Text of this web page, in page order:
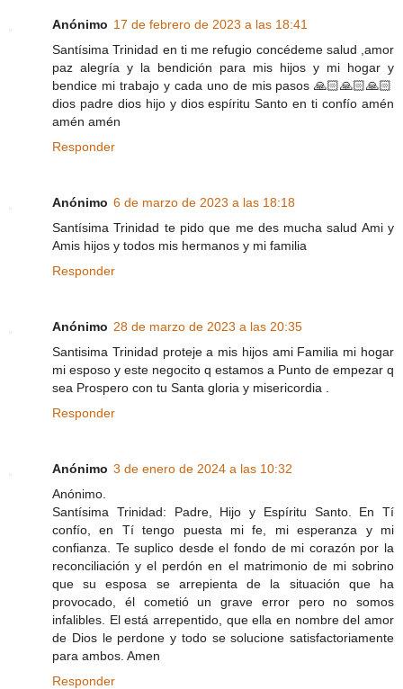
Anónimo 17 de febrero de 2023 a las 18:41
Santísima Trinidad en ti me refugio concédeme salud ,amor
paz alegría y la bendición para mis hijos y mi hogar y
bendice mi trabajo y cada uno de mis pasos 🙏🏻🙏🏻🙏🏻
dios padre dios hijo y dios espíritu Santo en ti confío amén
amén amén
Responder
Anónimo 6 de marzo de 2023 a las 18:18
Santísima Trinidad te pido que me des mucha salud Ami y
Amis hijos y todos mis hermanos y mi familia
Responder
Anónimo 28 de marzo de 2023 a las 20:35
Santisima Trinidad proteje a mis hijos ami Familia mi hogar
mi esposo y este negocito q estamos a Punto de empezar q
sea Prospero con tu Santa gloria y misericordia .
Responder
Anónimo 3 de enero de 2024 a las 10:32
Anónimo.
Santísima Trinidad: Padre, Hijo y Espíritu Santo. En Tí
confío, en Tí tengo puesta mi fe, mi esperanza y mi
confianza. Te suplico desde el fondo de mi corazón por la
reconciliación y el perdón en el matrimonio de mi sobrino
que su esposa se arrepienta de la situación que ha
provocado, él cometió un grave error pero no somos
infalibles. El está arrepentido, que ella en nombre del amor
de Dios le perdone y todo se solucione satisfactoriamente
para ambos. Amen
Responder